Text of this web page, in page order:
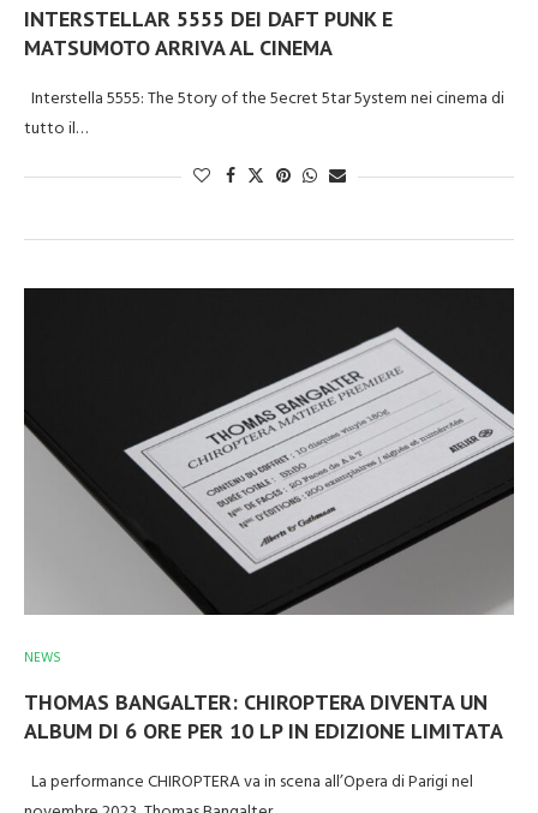
INTERSTELLAR 5555 DEI DAFT PUNK E
MATSUMOTO ARRIVA AL CINEMA
Interstella 5555: The 5tory of the 5ecret 5tar 5ystem nei cinema di
tutto il…
NEWS
THOMAS BANGALTER: CHIROPTERA DIVENTA UN
ALBUM DI 6 ORE PER 10 LP IN EDIZIONE LIMITATA
La performance CHIROPTERA va in scena all’Opera di Parigi nel